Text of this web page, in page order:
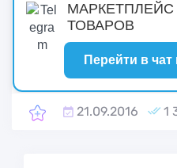
ТОВАРОВ
Перейти в
21.09.2016 1